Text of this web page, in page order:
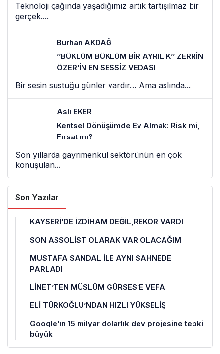
Teknoloji çağında yaşadığımız artık tartışılmaz bir
gerçek....
Burhan AKDAĞ
’’BÜKLÜM BÜKLÜM BİR AYRILIK’’ ZERRİN
ÖZER’İN EN SESSİZ VEDASI
Bir sesin sustuğu günler vardır… Ama aslında...
Aslı EKER
Kentsel Dönüşümde Ev Almak: Risk mi,
Fırsat mı?
Son yıllarda gayrimenkul sektörünün en çok
konuşulan...
Son Yazılar
KAYSERİ’DE İZDİHAM DEĞİL,REKOR VARDI
SON ASSOLİST OLARAK VAR OLACAĞIM
MUSTAFA SANDAL İLE AYNI SAHNEDE
PARLADI
LİNET’TEN MÜSLÜM GÜRSES’E VEFA
ELİ TÜRKOĞLU’NDAN HIZLI YÜKSELİŞ
Google’ın 15 milyar dolarlık dev projesine tepki
büyük